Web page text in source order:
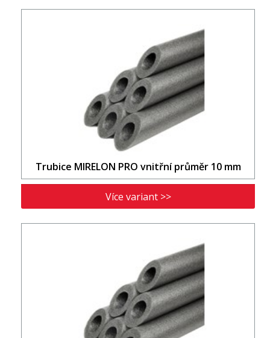
Trubice MIRELON PRO vnitřní průměr 10 mm
Více variant >>